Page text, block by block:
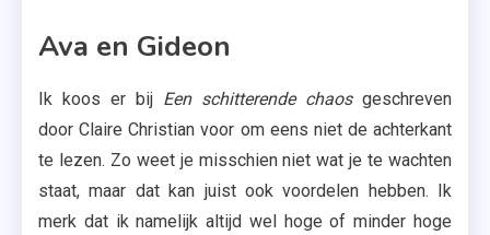
Ava en Gideon
Ik koos er bij Een schitterende chaosgeschreven
door Claire Christian voor om eens niet de achterkant
te lezen. Zo weet je misschien niet wat je te wachten
staat, maar dat kan juist ook voordelen hebben. Ik
merk dat ik namelijk altijd wel hoge of minder hoge